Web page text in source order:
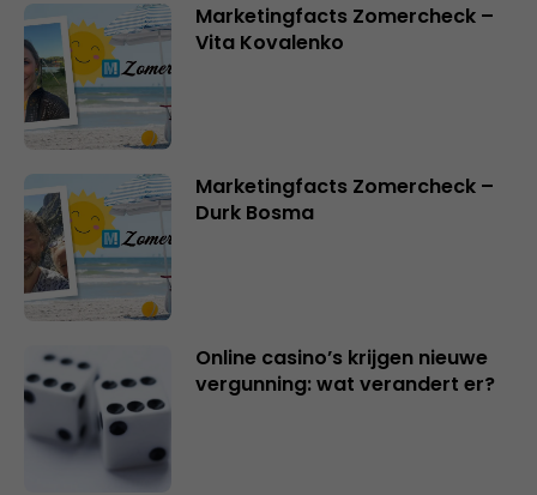
Marketingfacts Zomercheck –
Vita Kovalenko
Marketingfacts Zomercheck –
Durk Bosma
Online casino’s krijgen nieuwe
vergunning: wat verandert er?